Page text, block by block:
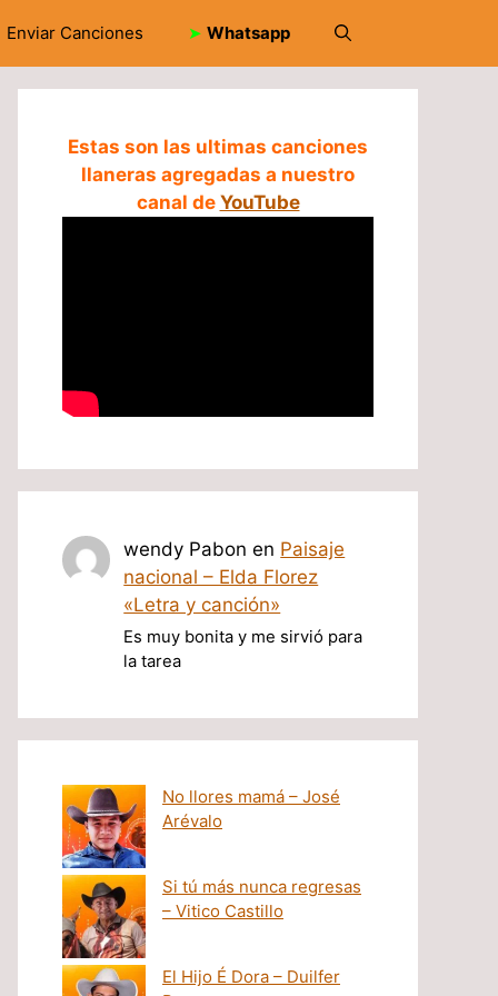
Enviar Canciones ➤ Whatsapp
Estas son las ultimas canciones
llaneras agregadas a nuestro
canal de YouTube
wendy Pabon en Paisaje
nacional – Elda Florez
«Letra y canción»
Es muy bonita y me sirvió para
la tarea
No llores mamá – José
Arévalo
Si tú más nunca regresas
– Vitico Castillo
El Hijo É Dora – Duilfer